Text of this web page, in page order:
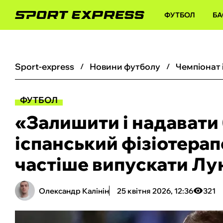
ФУТБОЛ
sport-express новини футболу
ФУТБОЛ
«Залишити і надавати
іспанський
частіше випускати
Олександр Калінін 25 квітня 2026, 12:36 321